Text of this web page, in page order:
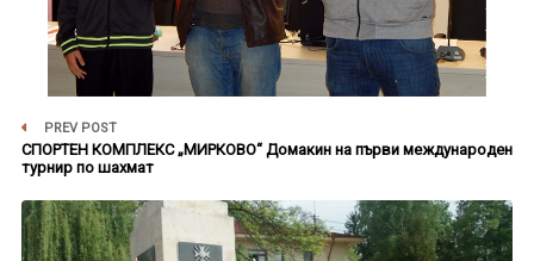
PREV POST
СПОРТЕН КОМПЛЕКС „МИРКОВО“ Домакин на първи международен
турнир по шахмат